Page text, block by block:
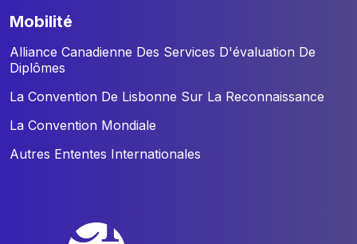
mobilité
Alliance Canadienne Des Services D'évaluation De
Diplômes
La Convention De Lisbonne Sur La Reconnaissance
La Convention Mondiale
Autres Ententes Internationales